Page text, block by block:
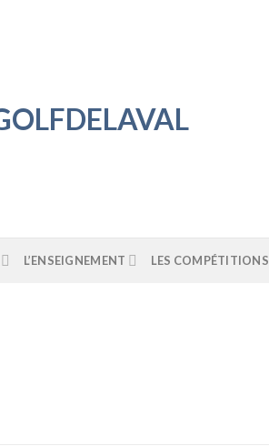
L’ENSEIGNEMENT LES COMPÉTITIONS